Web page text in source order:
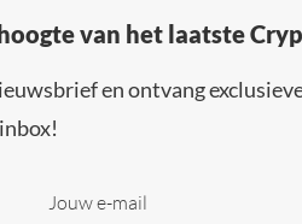
van het laatste
en ontvang
Jouw e-mail